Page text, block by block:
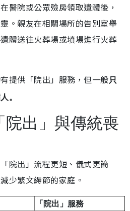
醫院或公眾殮房領取遺體後，
。親友在相關場所的告別室舉
體送往火葬場或墳場進行火葬
提供「院出」服務，但一般只
。
院出」與傳統喪
院出」流程更短、儀式更簡
少繁文縟節的家庭。
「院出」服務